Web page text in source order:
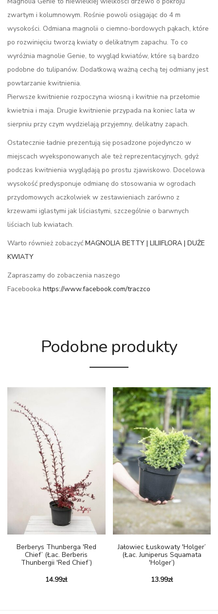
zwartym i kolumnowym. Rośnie powoli osiągając do 4 m
wysokości. Odmiana magnolii o ciemno-bordowych pąkach, które
po rozwinięciu tworzą kwiaty o delikatnym zapachu. To co
wyróżnia magnolie Genie, to wygląd kwiatów, które są bardzo
podobne do tulipanów. Dodatkową ważną cechą tej odmiany jest
powtarzanie kwitnienia.
Pierwsze kwitnienie rozpoczyna wiosną i kwitnie na przełomie
kwietnia i maja. Drugie kwitnienie przypada na koniec lata w
sierpniu przy czym wydzielają przyjemny, delikatny zapach.
Ostatecznie ładnie prezentują się posadzone pojedynczo w
miejscach wyeksponowanych ale też reprezentacyjnych, gdyż
podczas kwitnienia wyglądają po prostu zjawiskowo. Docelowa
wysokość predysponuje odmianę do stosowania w ogrodach
przydomowych aczkolwiek w zestawieniach zarówno z
krzewami iglastymi jak liściastymi, szczególnie o barwnych
liściach lub kwiatach.
Warto również zobaczyć MAGNOLIA BETTY | LILIIFLORA | DUŻE
KWIATY
Zapraszamy do zobaczenia naszego
Facebooka https://www.facebook.com/traczco
Podobne produkty
Berberys Thunberga 'Red
Chief’ (łac. Berberis
Thunbergii 'Red Chief’)
14.99zł
Jałowiec Łuskowaty 'Holger’
(łac. Juniperus Squamata
'Holger’)
13.99zł